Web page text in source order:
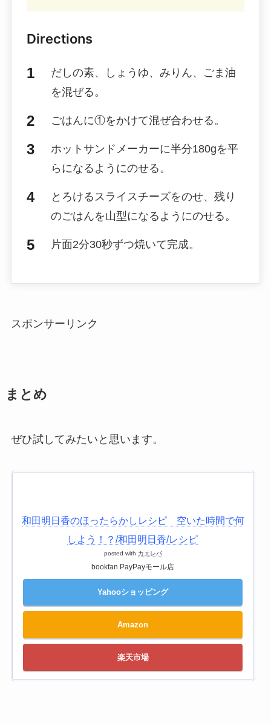
Directions
だしの素、しょうゆ、みりん、ごま油
を混ぜる。
ごはんに①をかけて混ぜ合わせる。
ホットサンドメーカーに半分180gを平
らになるようにのせる。
とろけるスライスチーズをのせ、残り
のごはんを山型になるようにのせる。
片面2分30秒ずつ焼いて完成。
スポンサーリンク
まとめ
ぜひ試してみたいと思います。
和田明日香のほったらかしレシピ 空いた時間で何
しよう！？/和田明日香/レシピ
posted with
Yahooショッピング